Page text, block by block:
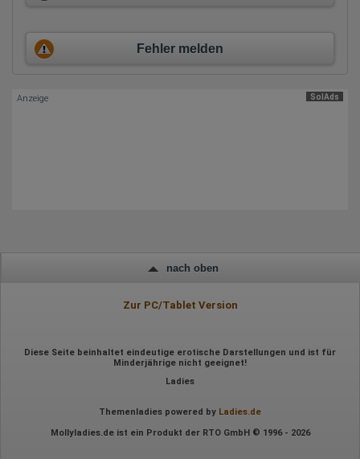
Hotjar Limited, Malta
Gerätetyp
Eindeutige Benutzerkennung
Art. 6 Abs. 1 S. 1 lit. a DSGVO
Fehler melden
SolAds
Anzeige
nach oben
Zur PC/Tablet Version
Diese Seite beinhaltet eindeutige erotische Darstellungen und ist für
Minderjährige nicht geeignet!
Ladies
Themenladies powered by Ladies.de
Mollyladies.de ist ein Produkt der RTO GmbH © 1996 - 2026